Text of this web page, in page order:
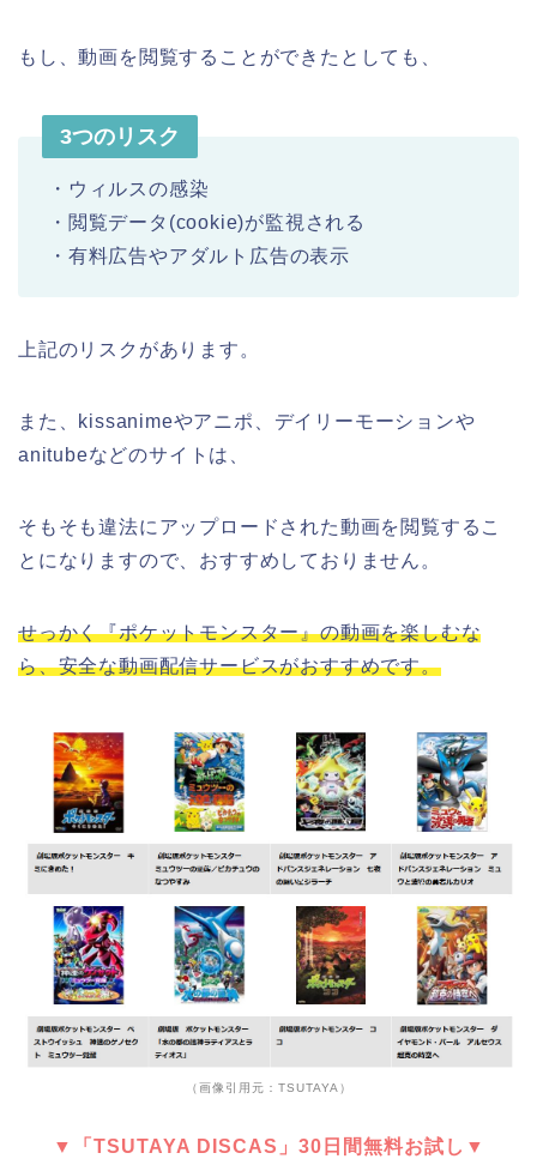
もし、動画を閲覧することができたとしても、
3つのリスク
・ウィルスの感染
・閲覧データ(cookie)が監視される
・有料広告やアダルト広告の表示
上記のリスクがあります。
また、kissanimeやアニポ、デイリーモーションや
anitubeなどのサイトは、
そもそも違法にアップロードされた動画を閲覧するこ
とになりますので、おすすめしておりません。
せっかく『ポケットモンスター』の動画を楽しむな
ら、安全な動画配信サービスがおすすめです。
（画像引用元：TSUTAYA）
▼「TSUTAYA DISCAS」30日間無料お試し▼